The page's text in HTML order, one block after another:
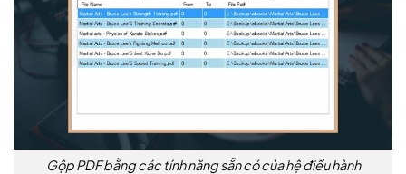
Gộp PDF bằng các tính năng sẵn có của hệ điều hành